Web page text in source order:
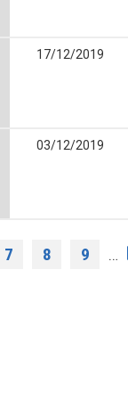
17/12/2019
03/12/2019
7 8 9 …